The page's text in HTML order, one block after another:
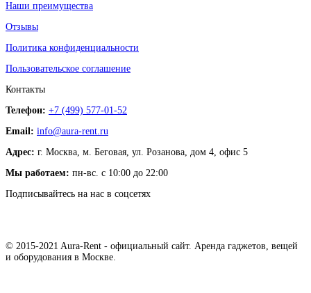
Наши преимущества
Отзывы
Политика конфиденциальности
Пользовательское соглашение
Контакты
Телефон: +7 (499) 577-01-52
Email: info@aura-rent.ru
Адрес: г. Москва, м. Беговая, ул. Розанова, дом 4, офис 5
Мы работаем: пн-вс. с 10:00 до 22:00
Подписывайтесь на нас в соцсетях
© 2015-2021 Aura-Rent - официальный сайт. Аренда гаджетов, вещей
и оборудования в Москве.